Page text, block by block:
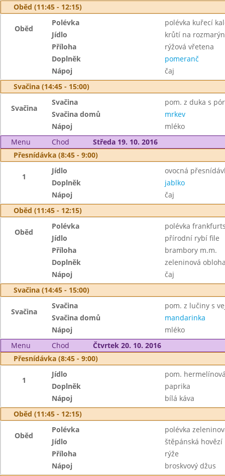
Oběd (11:45 - 12:15)
Oběd
Polévka
polévka kuřecí
Jídlo
krůtí na
Příloha
rýžová vřetena
Doplněk
pomeranč
Nápoj
čaj
Svačina (14:45 - 15:00)
Svačina
Svačina
pom. z duka s
Svačina domů
mrkev
Nápoj
mléko
Menu
Chod
Středa 19. 10. 2016
Přesnídávka (8:45 - 9:00)
1
Jídlo
ovocná
Doplněk
jablko
Nápoj
čaj
Oběd (11:45 - 12:15)
Oběd
Polévka
polévka
Jídlo
přírodní rybí file
Příloha
brambory m.m.
Doplněk
zeleninová
Nápoj
čaj
Svačina (14:45 - 15:00)
Svačina
Svačina
pom. z lučiny s
Svačina domů
mandarinka
Nápoj
mléko
Menu
Chod
Čtvrtek 20. 10. 2016
Přesnídávka (8:45 - 9:00)
1
Jídlo
pom.
Doplněk
paprika
Nápoj
bílá káva
Oběd (11:45 - 12:15)
Oběd
Polévka
polévka
Jídlo
štěpánská hovězí
Příloha
rýže
Nápoj
broskvový džus